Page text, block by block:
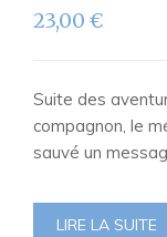
23,00 €
Suite des
compagnon, le
sauvé un
LIRE LA SUITE